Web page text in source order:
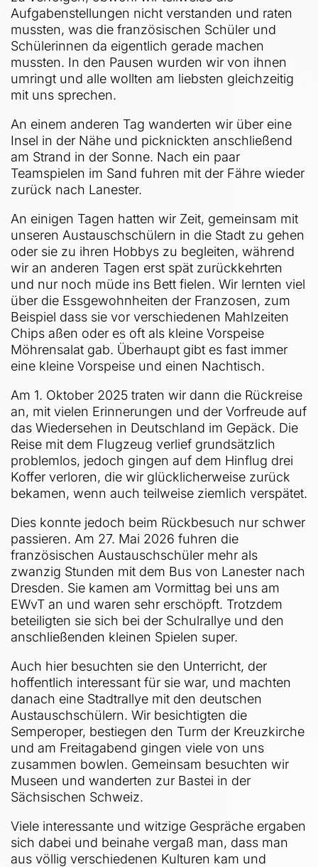
Aufgabenstellungen nicht verstanden und raten
mussten, was die französischen Schüler und
Schülerinnen da eigentlich gerade machen
mussten. In den Pausen wurden wir von ihnen
umringt und alle wollten am liebsten gleichzeitig
mit uns sprechen.
An einem anderen Tag wanderten wir über eine
Insel in der Nähe und picknickten anschließend
am Strand in der Sonne. Nach ein paar
Teamspielen im Sand fuhren mit der Fähre wieder
zurück nach Lanester.
An einigen Tagen hatten wir Zeit, gemeinsam mit
unseren Austauschschülern in die Stadt zu gehen
oder sie zu ihren Hobbys zu begleiten, während
wir an anderen Tagen erst spät zurückkehrten
und nur noch müde ins Bett fielen. Wir lernten viel
über die Essgewohnheiten der Franzosen, zum
Beispiel dass sie vor verschiedenen Mahlzeiten
Chips aßen oder es oft als kleine Vorspeise
Möhrensalat gab. Überhaupt gibt es fast immer
eine kleine Vorspeise und einen Nachtisch.
Am 1. Oktober 2025 traten wir dann die Rückreise
an, mit vielen Erinnerungen und der Vorfreude auf
das Wiedersehen in Deutschland im Gepäck. Die
Reise mit dem Flugzeug verlief grundsätzlich
problemlos, jedoch gingen auf dem Hinflug drei
Koffer verloren, die wir glücklicherweise zurück
bekamen, wenn auch teilweise ziemlich verspätet.
Dies konnte jedoch beim Rückbesuch nur schwer
passieren. Am 27. Mai 2026 fuhren die
französischen Austauschschüler mehr als
zwanzig Stunden mit dem Bus von Lanester nach
Dresden. Sie kamen am Vormittag bei uns am
EWvT an und waren sehr erschöpft. Trotzdem
beteiligten sie sich bei der Schulrallye und den
anschließenden kleinen Spielen super.
Auch hier besuchten sie den Unterricht, der
hoffentlich interessant für sie war, und machten
danach eine Stadtrallye mit den deutschen
Austauschschülern. Wir besichtigten die
Semperoper, bestiegen den Turm der Kreuzkirche
und am Freitagabend gingen viele von uns
zusammen bowlen. Gemeinsam besuchten wir
Museen und wanderten zur Bastei in der
Sächsischen Schweiz.
Viele interessante und witzige Gespräche ergaben
sich dabei und beinahe vergaß man, dass man
aus völlig verschiedenen Kulturen kam und